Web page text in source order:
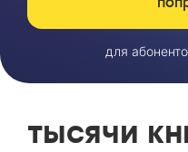
для
тысячи